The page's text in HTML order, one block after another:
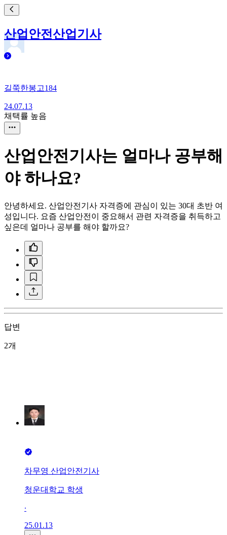
산업안전산업기사
길쭉한봉고184
24.07.13
채택률 높음
산업안전기사는 얼마나 공부해
야 하나요?
안녕하세요. 산업안전기사 자격증에 관심이 있는 30대 초반 여
성입니다. 요즘 산업안전이 중요해서 관련 자격증을 취득하고
싶은데 얼마나 공부를 해야 할까요?
답변
2개
차무영 산업안전기사
청운대학교 학생
∙
25.01.13